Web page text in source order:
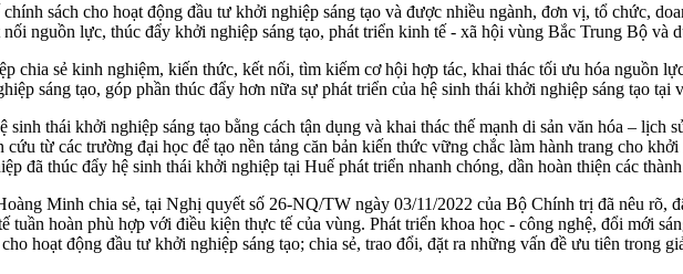
sách cho hoạt động đầu tư khởi nghiệp sáng tạo và được nhiều ngành, đơn vị, tổ chức,
nguồn lực, thúc đẩy khởi nghiệp sáng tạo, phát triển kinh tế - xã hội vùng Bắc Trung Bộ và
chia sẻ kinh nghiệm, kiến thức, kết nối, tìm kiếm cơ hội hợp tác, khai thác tối ưu hóa nguồn
sáng tạo, góp phần thúc đẩy hơn nữa sự phát triển của hệ sinh thái khởi nghiệp sáng tạo tại
thái khởi nghiệp sáng tạo bằng cách tận dụng và khai thác thế mạnh di sản văn hóa – lịch
từ các trường đại học để tạo nền tảng căn bản kiến thức vững chắc làm hành trang cho
đã thúc đẩy hệ sinh thái khởi nghiệp tại Huế phát triển nhanh chóng, dần hoàn thiện các
Minh chia sẻ, tại Nghị quyết số 26-NQ/TW ngày 03/11/2022 của Bộ Chính trị đã nêu rõ,
tuần hoàn phù hợp với điều kiện thực tế của vùng. Phát triển khoa học - công nghệ, đổi mới
hoạt động đầu tư khởi nghiệp sáng tạo; chia sẻ, trao đổi, đặt ra những vấn đề ưu tiên trong